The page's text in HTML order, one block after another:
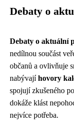
Debaty o
Debaty o aktuální
nedílnou součást
občanů a ovlivňuje
nabývají hovory
spojují zkušeného
dokáže klást
nejvíce potřeba.